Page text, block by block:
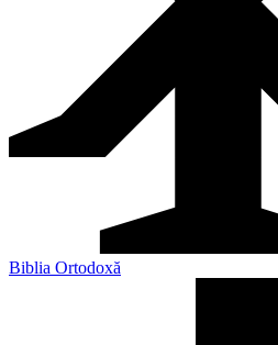
Biblia Ortodoxă